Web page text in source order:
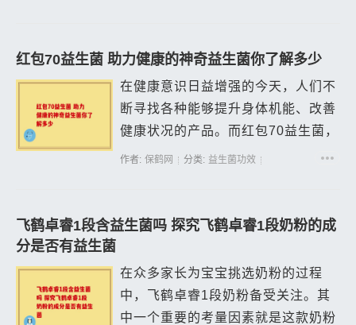
吗？本文...
红包70益生菌 助力健康的神奇益生菌你了解多少
在健康意识日益增强的今天，人们不
断寻找各种能够提升身体机能、改善
健康状况的产品。而红包70益生菌，
正逐渐成为健康领域的一颗新星。
有...
作者: 保鹤网 分类: 益生菌功效
飞鹤卓睿1段含益生菌吗 探究飞鹤卓睿1段奶粉的成
分是否有益生菌
在众多家长为宝宝挑选奶粉的过程
中，飞鹤卓睿1段奶粉备受关注。其
中一个重要的考量因素就是这款奶粉